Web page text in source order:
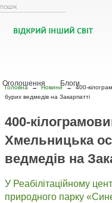
Головна → Новини → 400-
бурих ведмедів на Закарпатті
400-
Хмельницька
ведмедів на
У Реабілітаційному
природного парку
Оголошення
Блоги